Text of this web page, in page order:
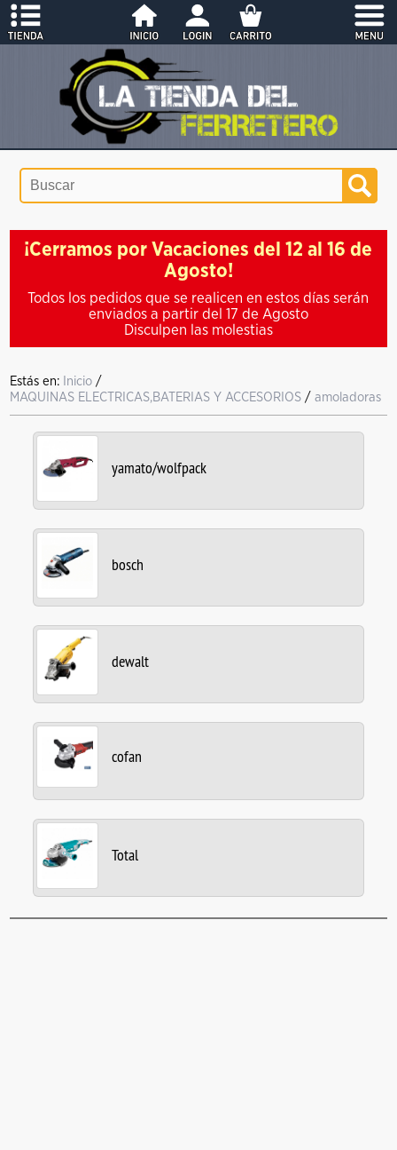
¡Cerramos por Vacaciones del 12 al 16 de
Agosto!
Todos los pedidos que se realicen en estos días serán
enviados a partir del 17 de Agosto
Disculpen las molestias
Estás en: Inicio /
MAQUINAS ELECTRICAS,BATERIAS Y ACCESORIOS /amoladoras
yamato/wolfpack
bosch
dewalt
cofan
Total